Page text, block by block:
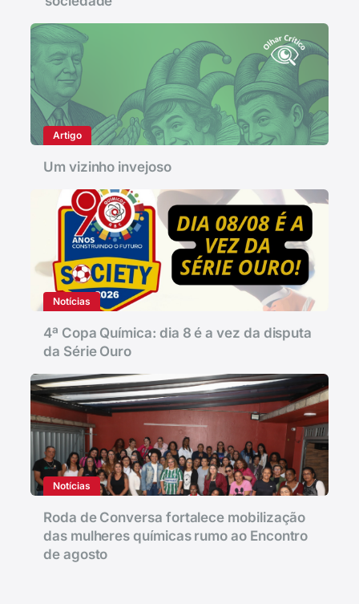
Artigo
Um vizinho invejoso
Notícias
4ª Copa Química: dia 8 é a vez da disputa
da Série Ouro
Notícias
Roda de Conversa fortalece mobilização
das mulheres químicas rumo ao Encontro
de agosto